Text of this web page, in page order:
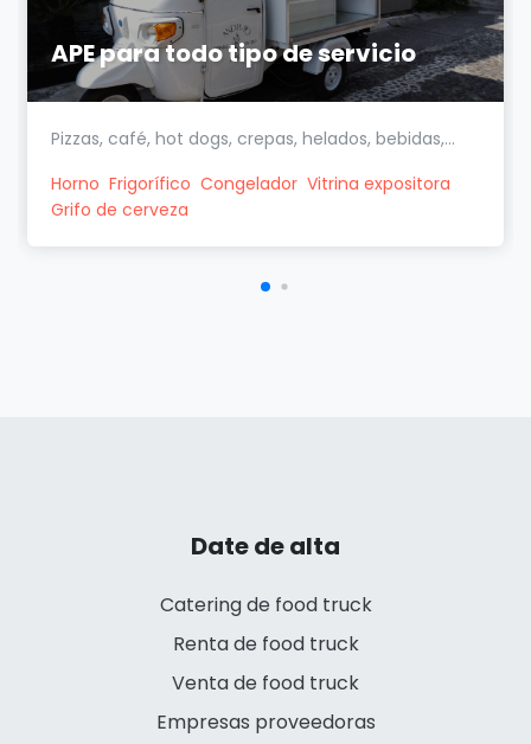
APE para todo tipo de servicio
Pizzas, café, hot dogs, crepas, helados, bebidas,...
Horno Frigorífico Congelador Vitrina expositora
Grifo de cerveza
Date de alta
Catering de food truck
Renta de food truck
Venta de food truck
Empresas proveedoras